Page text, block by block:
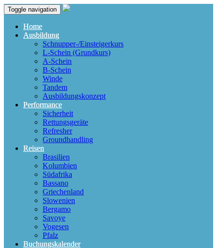
Toggle navigation
Home
Ausbildung
Schnupper-/Einsteigerkurs
L-Schein (Grundkurs)
A-Schein
B-Schein
Winde
Tandem
Ausbildungskonzept
Performance
Sicherheit
Rettungsgeräte
Refresher
Groundhandling
Reisen
Brasilien
Kolumbien
Südafrika
Bassano
Griechenland
Slowenien
Bergamo
Savoye
Vogesen
Pfalz
Buchungskalender